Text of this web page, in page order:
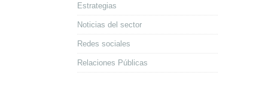
Estrategias
Noticias del sector
Redes sociales
Relaciones Públicas